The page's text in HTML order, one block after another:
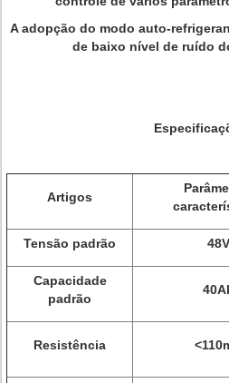
A adopção do modo auto-
de baixo nível de ruído
Artigos
Tensão padrão 48V
Capacidade
padrão
Resistência